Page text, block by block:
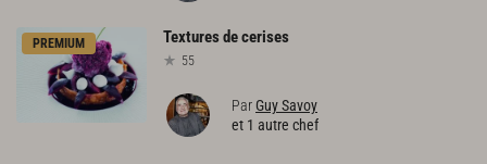
PREMIUM Texturesdecerises
55
ParGuy Savoy
et 1 autre chef